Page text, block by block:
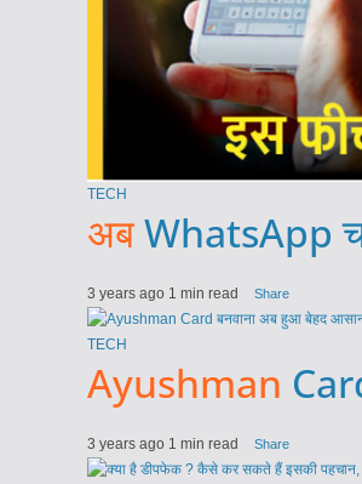
TECH
अबWhatsApp
3 years ago 1 min read Share
TECH
Ayushman
3 years ago 1 min read Share